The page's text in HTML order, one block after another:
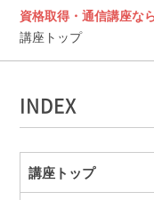
資格取得・通信講座な
講座トップ
INDEX
講座トップ